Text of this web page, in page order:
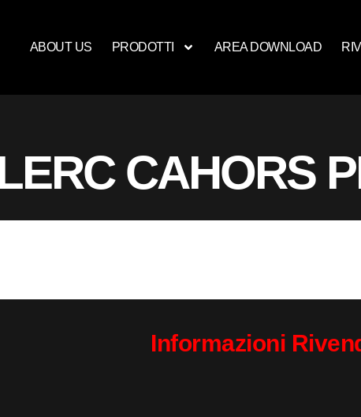
ABOUT US PRODOTTI AREA DOWNLOAD
CAHORS
Informazioni